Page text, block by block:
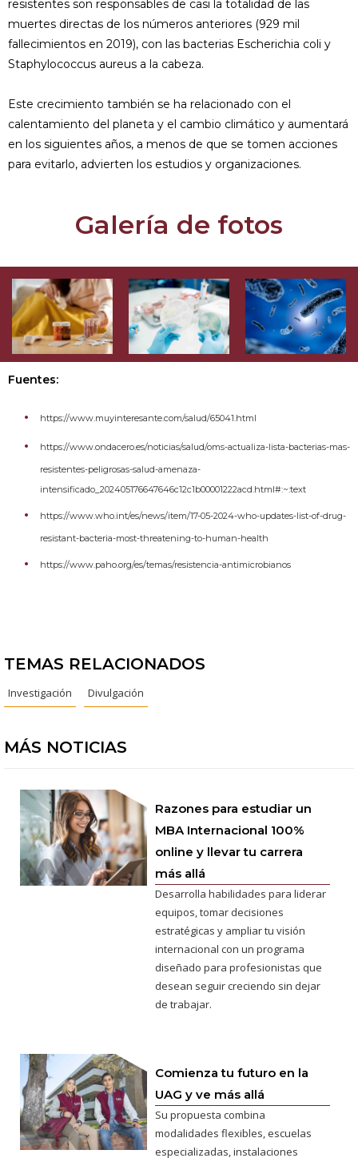
resistentes son responsables de casi la totalidad de las
muertes directas de los números anteriores (929 mil
fallecimientos en 2019), con las bacterias Escherichia coli y
Staphylococcus aureus a la cabeza.
Este crecimiento también se ha relacionado con el
calentamiento del planeta y el cambio climático y aumentará
en los siguientes años, a menos de que se tomen acciones
para evitarlo, advierten los estudios y organizaciones.
Galería de fotos
Fuentes:
https://www.muyinteresante.com/salud/65041.html
https://www.ondacero.es/noticias/salud/oms-actualiza-lista-bacterias-mas-
resistentes-peligrosas-salud-amenaza-
intensificado_202405176647646c12c1b00001222acd.html#:~:text
https://www.who.int/es/news/item/17-05-2024-who-updates-list-of-drug-
resistant-bacteria-most-threatening-to-human-health
https://www.paho.org/es/temas/resistencia-antimicrobianos
TEMAS RELACIONADOS
Investigación Divulgación
MÁS NOTICIAS
Razones para estudiar un
MBA Internacional 100%
online y llevar tu carrera
más allá
Desarrolla habilidades para liderar
equipos, tomar decisiones
estratégicas y ampliar tu visión
internacional con un programa
diseñado para profesionistas que
desean seguir creciendo sin dejar
de trabajar.
Comienza tu futuro en la
UAG y ve más allá
Su propuesta combina
modalidades flexibles, escuelas
especializadas, instalaciones